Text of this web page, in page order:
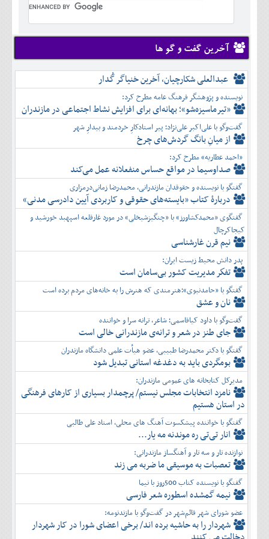
دی
بهمن
اسفند
آبان
آذر
دی
بهمن
اسفند
شهريور
مهر
آبان
آذر
دی
بهمن
اسفند
تير
مرداد
شهريور
مهر
آبان
آذر
دی
بهمن
اسفند
آخرین گفت و گو ها
عبدالعلی شکارچیان، آخرین خنیاگر گُدار
نویسنده و پژوهشگر فرهنگ عامه مطرح کرد:
«تیرماسیزه‌شو»؛ بهانه‌ای برای افزایش نشاط اجتماعی در مازندران
گفت‌وگو با علی‌اکبر علی‌نژاد؛ پیر استادکارِ خردمند و بیدارِ شهر
از میانِ بانگ گردش‌های چرخ
«احمد عطاریه» مطرح کرد:
صداوسیما در مواقع حساس منفعلانه عمل می‌کند
گفتگو با نویسنده و حقوقدان مازندرانی، محمدرضا زمانی‌درمزاری
دربارۀ کتاب ”بایسته‌های حقوقی و کاربردی آیین دادرسی مدنی»
گفتگوی «محمدکشاورز» با «چنگیزشیخلی» در مورد غارقلعه اسپهبد خورشید و
کیجاکرچال
نیم قرن غارشناسی
پدر دانش محیط زیست ایران:
تفكر مديريت کشور بی‌سامان است
گفتگو با «حامدنبوی»؛هنرمندی که هنرش را به خانه‌های مردم برده است
نان و عشق
گفت‌وگو با داود کیاقاسمی؛ شاعر، ترانه سرا و خواننده
جای طنز در شعر و ترانه‌ی مازندرانی خالی است
گفتگو با دکتر محمدرضا طبیبی، عضو هیأت علمی دانشگاه مازندران
بومگردی باید به دغدغه استانی تبدیل شود
مدیرکل کتابخانه های عمومی مازندران:
نامزد انتخابات مجلس نیستم/ پرچمدار بسیاری از کارهای فرهنگی
در استان هستیم
گفتگو با خواننده پیشکسوت آهنگ های محلی، استاد علی طالبی
انار تی‌تی ره موندنه مه یار...
نوازنده تار و سه تار و آهنگساز مازندرانی:
تعصبات به موسیقی ما ضربه می زند
گفتگو با نویسنده کتاب 500روز با نیما
نیمه گمشده اسطوره شعر فارسی
عضو شورای شهر قائم‌شهر در گفت‌و‌گو با مازندنومه:
شهردار را به حاشیه برده اند/ برخی اعضای شورا در کار شهردار